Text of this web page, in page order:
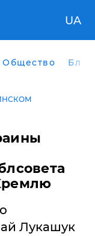
UA
Общество
Лукашук